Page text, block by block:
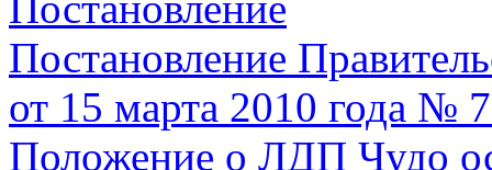
Постановление
от 15 марта 2010 года №
Положение о ЛДП Чудо